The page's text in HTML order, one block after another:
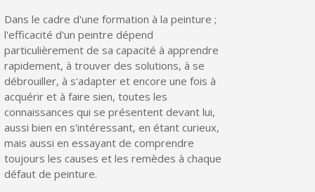
Dans le cadre d'une formation à la peinture ;
l'efficacité d'un peintre dépend
particulièrement de sa capacité à apprendre
rapidement, à trouver des solutions, à se
débrouiller, à s'adapter et encore une fois à
acquérir et à faire sien, toutes les
connaissances qui se présentent devant lui,
aussi bien en s'intéressant, en étant curieux,
mais aussi en essayant de comprendre
toujours les causes et les remèdes à chaque
défaut de peinture.